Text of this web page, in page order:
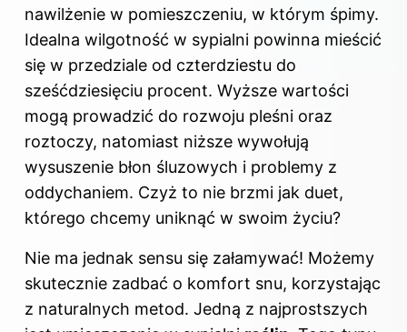
nawilżenie w pomieszczeniu, w którym śpimy.
Idealna wilgotność w sypialni powinna mieścić
się w przedziale od czterdziestu do
sześćdziesięciu procent. Wyższe wartości
mogą prowadzić do rozwoju pleśni oraz
roztoczy, natomiast niższe wywołują
wysuszenie błon śluzowych i problemy z
oddychaniem. Czyż to nie brzmi jak duet,
którego chcemy uniknąć w swoim życiu?
Nie ma jednak sensu się załamywać! Możemy
skutecznie zadbać o komfort snu, korzystając
z naturalnych metod. Jedną z najprostszych